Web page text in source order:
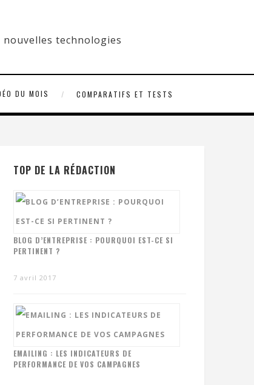
DU MOIS COMPARATIFS ET TESTS
TOP DE LA RÉDACTION
BLOG D’ENTREPRISE : POURQUOI EST-CE SI
PERTINENT ?
7 avril 2017
EMAILING : LES INDICATEURS DE
PERFORMANCE DE VOS CAMPAGNES